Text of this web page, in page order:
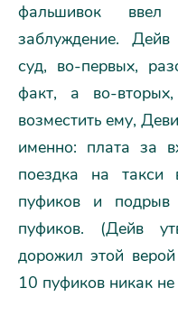
фальшивок
заблуждение.
суд, во-первых,
факт, а во-
возместить ему,
именно: плата за
поездка на
пуфиков и
пуфиков. (Дейв
дорожил этой
10 пуфиков никак